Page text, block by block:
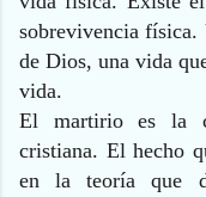
sobrevivencia física.
de Dios, una vida
vida.
El martirio es la
cristiana. El hecho
en la teoría que